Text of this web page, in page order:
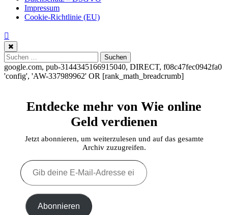
Impressum
Cookie-Richtlinie (EU)
Suchen
nach:
google.com, pub-3144345166915040, DIRECT, f08c47fec0942fa0
'config', 'AW-337989962' OR [rank_math_breadcrumb]
Entdecke mehr von Wie online
Geld verdienen
Jetzt abonnieren, um weiterzulesen und auf das gesamte
Archiv zuzugreifen.
Gib
deine
E-
Mail-
Adresse
ein ... Abonnieren